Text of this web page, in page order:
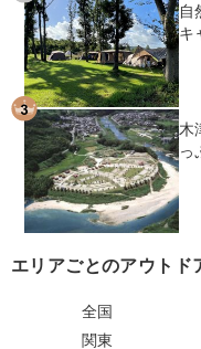
自
キ
木
っ
エリアごとのアウトド
全国
関東